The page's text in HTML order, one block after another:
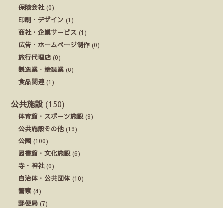
保険会社(0)
印刷・デザイン (1)
商社・企業サービス (1)
広告・ホームページ制作 (0)
旅行代理店 (0)
製造業・塗装業 (6)
食品関連 (1)
公共施設 (150)
体育館・スポーツ施設(9)
公共施設その他 (19)
公園 (100)
図書館・文化施設(6)
寺・神社(0)
自治体・公共団体 (10)
警察 (4)
郵便局 (7)